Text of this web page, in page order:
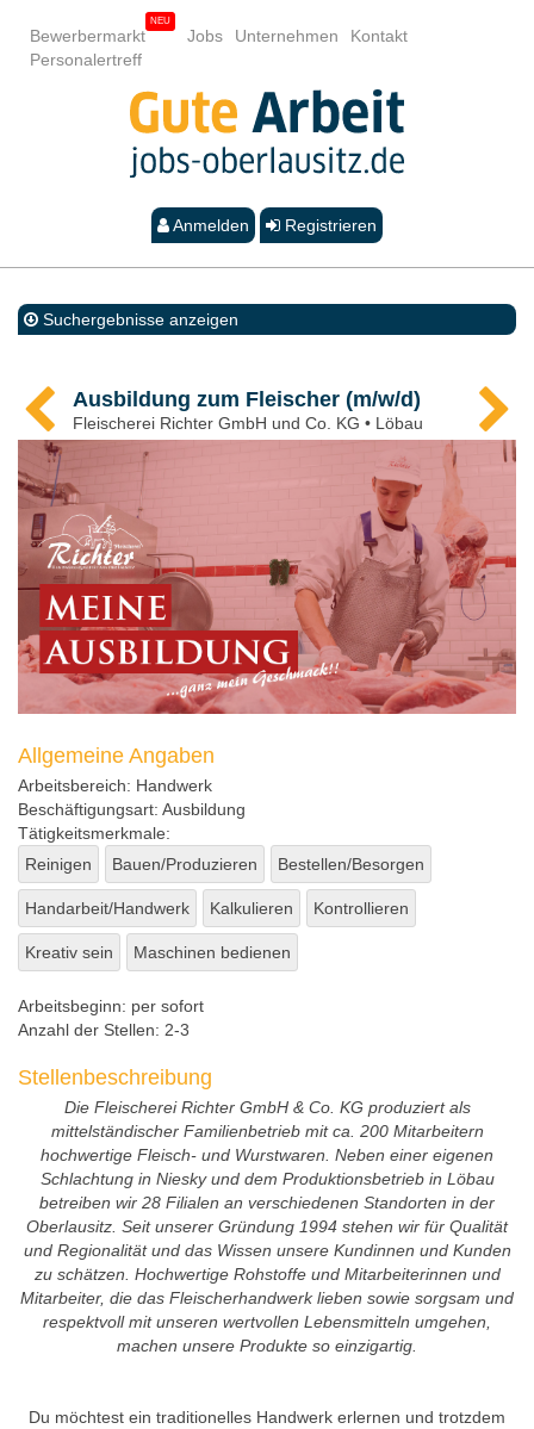
Bewerbermarkt Jobs Unternehmen
Kontakt
Personalertreff
Anmelden Registrieren
Suchergebnisse anzeigen
Ausbildung zum Fleischer (m/w/d)
Fleischerei Richter GmbH und Co. KG • Löbau
Allgemeine Angaben
Arbeitsbereich: Handwerk
Beschäftigungsart: Ausbildung
Tätigkeitsmerkmale:
Reinigen
Bauen/Produzieren Bestellen/Besorgen
Handarbeit/Handwerk Kalkulieren Kontrollieren
Kreativ sein Maschinen bedienen
Arbeitsbeginn: per sofort
Anzahl der Stellen: 2-3
Stellenbeschreibung
Die Fleischerei Richter GmbH & Co. KG produziert als
mittelständischer Familienbetrieb mit ca. 200 Mitarbeitern
hochwertige Fleisch- und Wurstwaren. Neben einer eigenen
Schlachtung in Niesky und dem Produktionsbetrieb in Löbau
betreiben wir 28 Filialen an verschiedenen Standorten in der
Oberlausitz. Seit unserer Gründung 1994 stehen wir für Qualität
und Regionalität und das Wissen unsere Kundinnen und Kunden
zu schätzen. Hochwertige Rohstoffe und Mitarbeiterinnen und
Mitarbeiter, die das Fleischerhandwerk lieben sowie sorgsam und
respektvoll mit unseren wertvollen Lebensmitteln umgehen,
machen unsere Produkte so einzigartig.
Du möchtest ein traditionelles Handwerk erlernen und trotzdem